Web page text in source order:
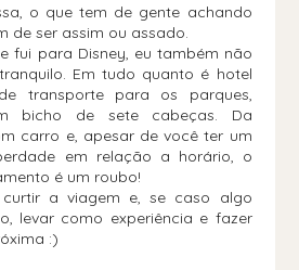
o que tem de gente achando
de ser assim ou assado.
fui para Disney, eu também não
Em tudo quanto é hotel
transporte para os parques,
bicho de sete cabeças. Da
carro e, apesar de você ter um
em relação a horário, o
é um roubo!
a viagem e, se caso algo
levar como experiência e fazer
:)